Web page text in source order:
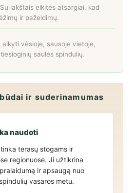
Su lakštais elkitės atsargiai, kad
ir pažeidimų.
vėsioje, sausoje vietoje,
saulės spindulių.
ir suderinamumas
naudoti
terasų stogams ir
regionuose. Ji užtikrina
ir apsaugą nuo
vasaros metu.